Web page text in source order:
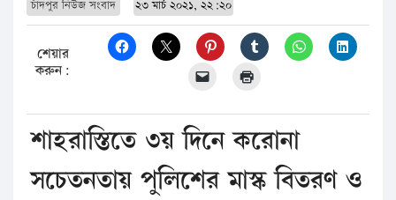
চাঁদপুর নিউজ সংবাদ ২৩ মার্চ ২০২১, ২২:২০
শেয়ার
করুন:
শাহরাস্তিতে ৩য় দিনে করোনা
সচেতনতায় পুলিশের মাস্ক বিতরণ ও